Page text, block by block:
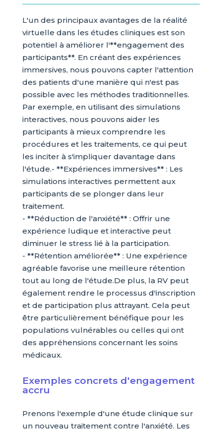
L'un des principaux avantages de la réalité
virtuelle dans les études cliniques est son
potentiel à améliorer l'**engagement des
participants**. En créant des expériences
immersives, nous pouvons capter l'attention
des patients d'une manière qui n'est pas
possible avec les méthodes traditionnelles.
Par exemple, en utilisant des simulations
interactives, nous pouvons aider les
participants à mieux comprendre les
procédures et les traitements, ce qui peut
les inciter à s'impliquer davantage dans
l'étude.- **Expériences immersives** : Les
simulations interactives permettent aux
participants de se plonger dans leur
traitement.
- **Réduction de l'anxiété** : Offrir une
expérience ludique et interactive peut
diminuer le stress lié à la participation.
- **Rétention améliorée** : Une expérience
agréable favorise une meilleure rétention
tout au long de l'étude.De plus, la RV peut
également rendre le processus d'inscription
et de participation plus attrayant. Cela peut
être particulièrement bénéfique pour les
populations vulnérables ou celles qui ont
des appréhensions concernant les soins
médicaux.
Exemples concrets d'engagement
accru
Prenons l'exemple d'une étude clinique sur
un nouveau traitement contre l'anxiété. Les